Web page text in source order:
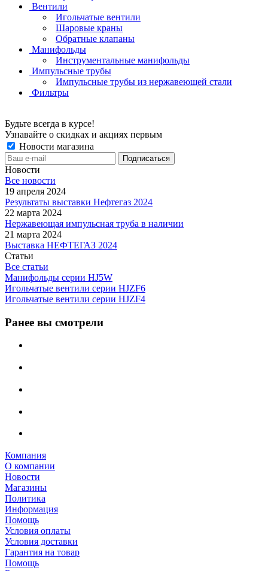
Вентили
Игольчатые вентили
Шаровые краны
Обратные клапаны
Манифольды
Инструментальные манифольды
Импульсные трубы
Импульсные трубы из нержавеющей стали
Фильтры
Будьте всегда в курсе!
Узнавайте о скидках и акциях первым
Новости магазина
Новости
Все новости
19 апреля 2024
Результаты выставки Нефтегаз 2024
22 марта 2024
Нержавеющая импульсная труба в наличии
21 марта 2024
Выставка НЕФТЕГАЗ 2024
Статьи
Все статьи
Манифольды серии HJ5W
Игольчатые вентили серии HJZF6
Игольчатые вентили серии HJZF4
Ранее вы смотрели
Компания
О компании
Новости
Магазины
Политика
Информация
Помощь
Условия оплаты
Условия доставки
Гарантия на товар
Помощь